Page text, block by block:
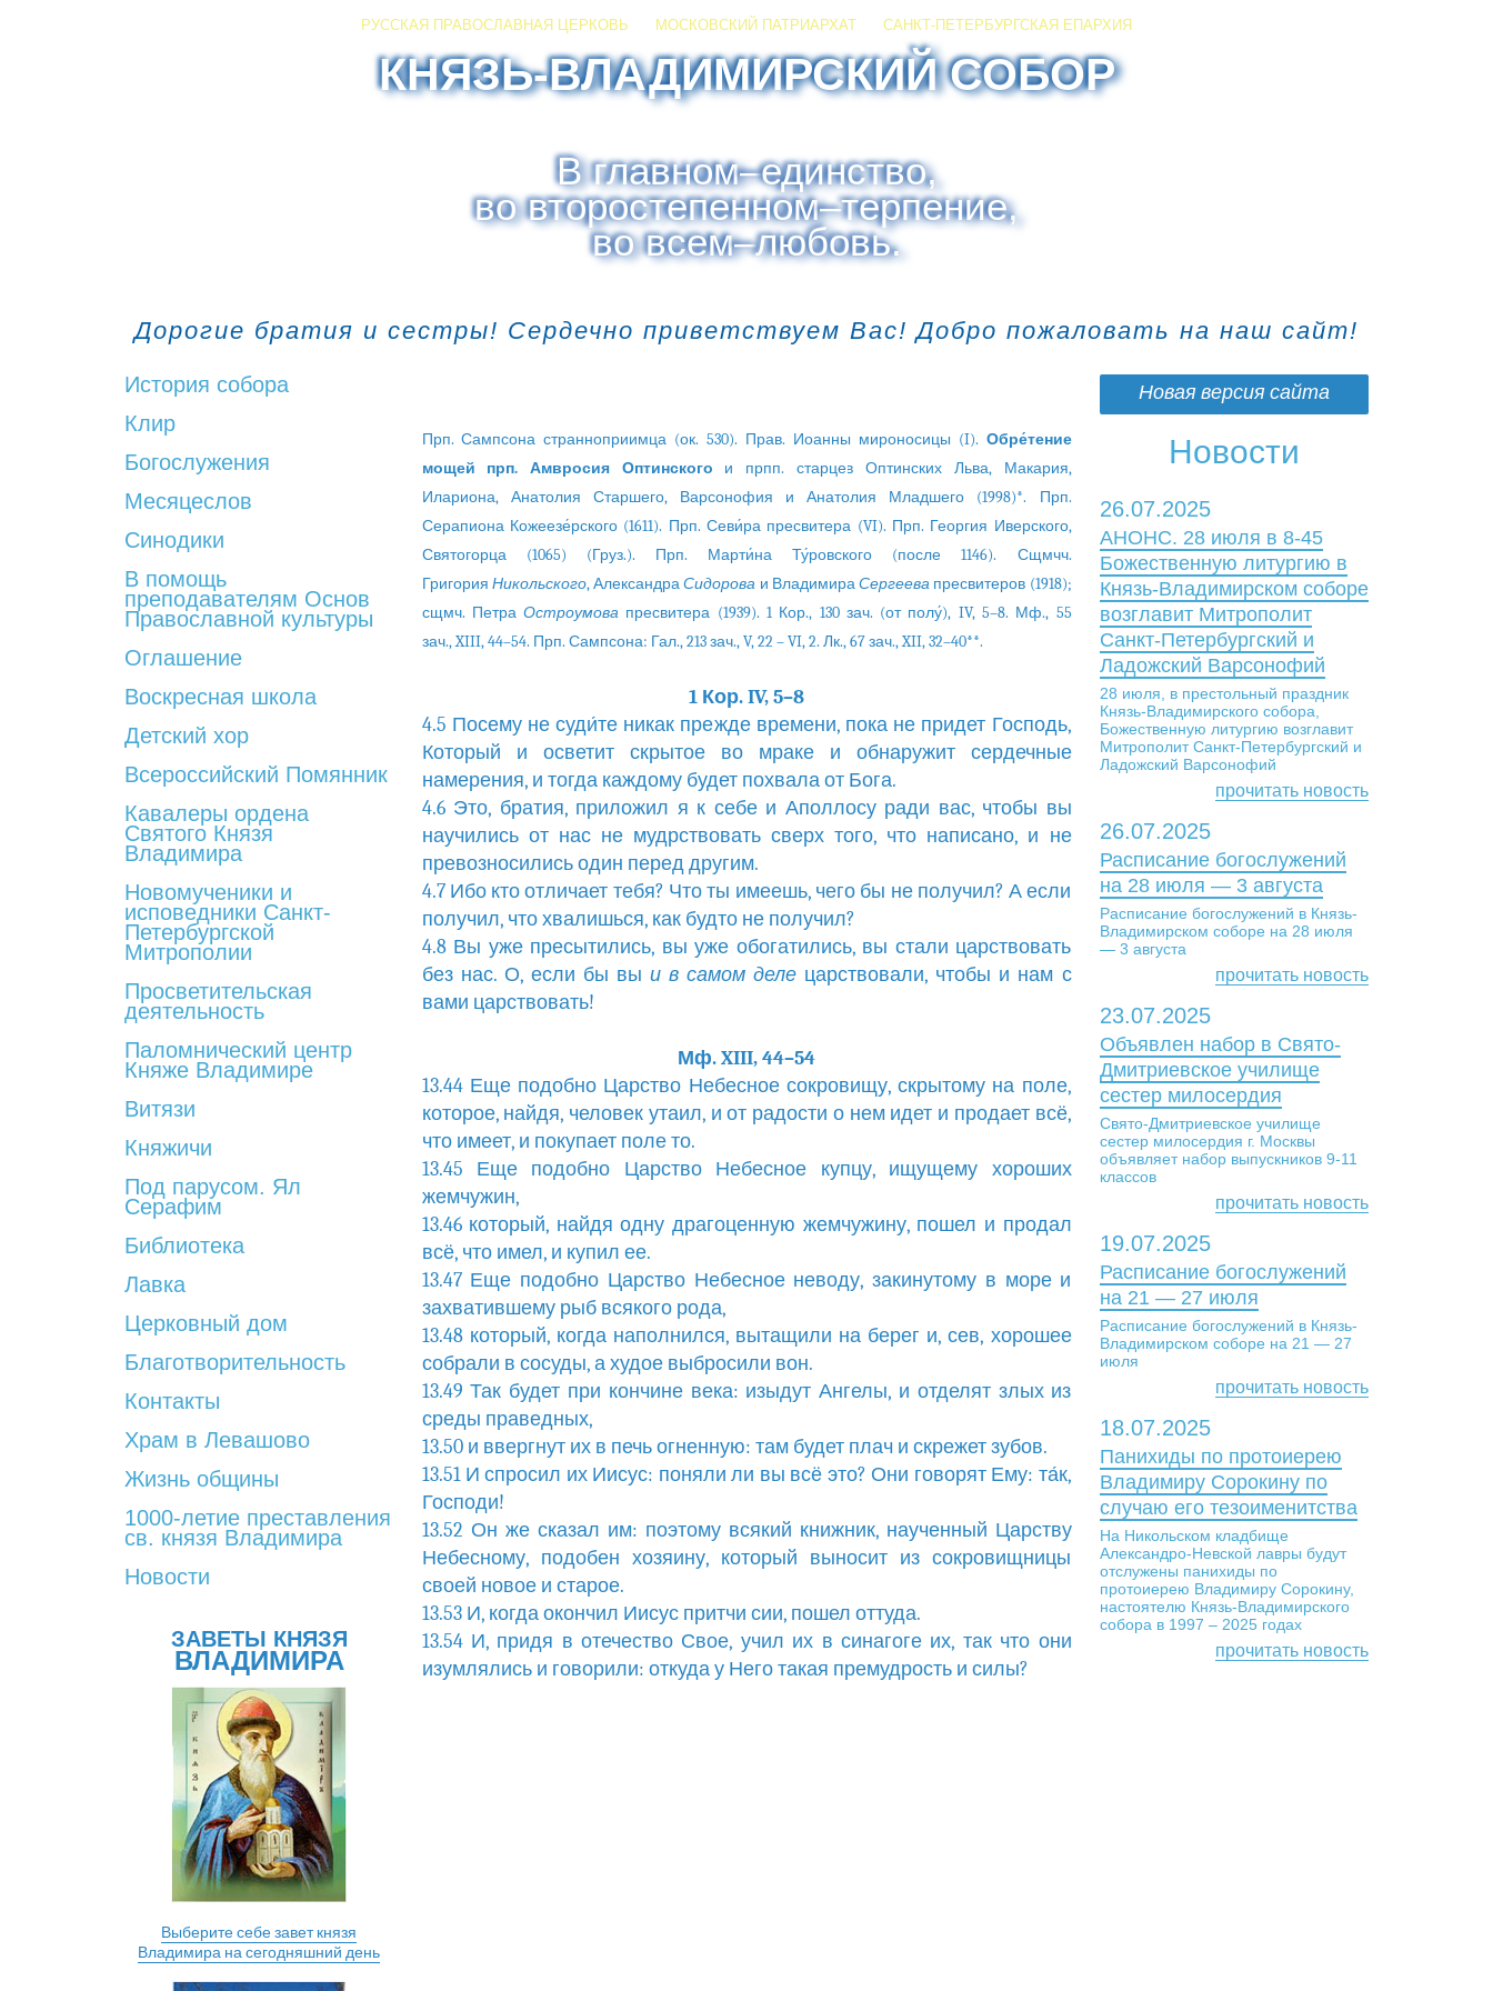
РУССКАЯ ПРАВОСЛАВНАЯ ЦЕРКОВЬ МОСКОВСКИЙ ПАТРИАРХАТ САНКТ-ПЕТЕРБУРГСКАЯ ЕПАРХИЯ
КНЯЗЬ-ВЛАДИМИРСКИЙ СОБОР
В главном–единство,
во второстепенном–терпение,
во всем–любовь.
Дорогие братия и сестры! Сердечно приветствуем Вас! Добро пожаловать на наш сайт!
История собора
Клир
Богослужения
Месяцеслов
Синодики
В помощь
преподавателям Основ
Православной культуры
Оглашение
Воскресная школа
Детский хор
Всероссийский Помянник
Кавалеры ордена
Святого Князя
Владимира
Новомученики и
исповедники Санкт-
Петербургской
Митрополии
Просветительская
деятельность
Паломнический центр
Княже Владимире
Витязи
Княжичи
Под парусом. Ял
Серафим
Библиотека
Лавка
Церковный дом
Благотворительность
Контакты
Храм в Левашово
Жизнь общины
1000-летие преставления
св. князя Владимира
Новости
ЗАВЕТЫ КНЯЗЯ
ВЛАДИМИРА
Выберите себе завет князя
Владимира на сегодняшний день
Прп. Сампсона странноприимца (ок. 530). Прав. Иоанны мироносицы (I). Обре́тение
мощей прп. Амвросия Оптинского и прпп. старцев Оптинских Льва, Макария,
Илариона, Анатолия Старшего, Варсонофия и Анатолия Младшего (1998)*. Прп.
Серапиона Кожеезе́рского (1611). Прп. Севи́ра пресвитера (VI). Прп. Георгия Иверского,
Святогорца (1065) (Груз.). Прп. Марти́на Ту́ровского (после 1146). Сщмчч.
Григория Никольского, АлександраСидорова и ВладимираСергеева пресвитеров (1918);
сщмч. ПетраОстроумова пресвитера (1939). 1 Кор., 130 зач. (от полу́), IV, 5–8. Мф., 55
зач., XIII, 44–54. Прп. Сампсона: Гал., 213 зач., V, 22 – VI, 2. Лк., 67 зач., XII, 32–40**.
1 Кор. IV, 5–8
4.5 Посему не суди́те никак прежде времени, пока не придет Господь,
Который и осветит скрытое во мраке и обнаружит сердечные
намерения, и тогда каждому будет похвала от Бога.
4.6 Это, братия, приложил я к себе и Аполлосу ради вас, чтобы вы
научились от нас не мудрствовать сверх того, что написано, и не
превозносились один перед другим.
4.7 Ибо кто отличает тебя? Что ты имеешь, чего бы не получил? А если
получил, что хвалишься, как будто не получил?
4.8 Вы уже пресытились, вы уже обогатились, вы стали царствовать
без нас. О, если бы вы и в самом деле царствовали, чтобы и нам с
вами царствовать!
Мф. XIII, 44–54
13.44 Еще подобно Царство Небесное сокровищу, скрытому на поле,
которое, найдя, человек утаил, и от радости о нем идет и продает всё,
что имеет, и покупает поле то.
13.45 Еще подобно Царство Небесное купцу, ищущему хороших
жемчужин,
13.46 который, найдя одну драгоценную жемчужину, пошел и продал
всё, что имел, и купил ее.
13.47 Еще подобно Царство Небесное неводу, закинутому в море и
захватившему рыб всякого рода,
13.48 который, когда наполнился, вытащили на берег и, сев, хорошее
собрали в сосуды, а худое выбросили вон.
13.49 Так будет при кончине века: изыдут Ангелы, и отделят злых из
среды праведных,
13.50 и ввергнут их в печь огненную: там будет плач и скрежет зубов.
13.51 И спросил их Иисус: поняли ли вы всё это? Они говорят Ему: та́к,
Господи!
13.52 Он же сказал им: поэтому всякий книжник, наученный Царству
Небесному, подобен хозяину, который выносит из сокровищницы
своей новое и старое.
13.53 И, когда окончил Иисус притчи сии, пошел оттуда.
13.54 И, придя в отечество Свое, учил их в синагоге их, так что они
изумлялись и говорили: откуда у Него такая премудрость и силы?
Новая версия сайта
Новости
26.07.2025
АНОНС. 28 июля в 8-45
Божественную литургию в
Князь-Владимирском соборе
возглавит Митрополит
Санкт-Петербургский и
Ладожский Варсонофий
28 июля, в престольный праздник
Князь-Владимирского собора,
Божественную литургию возглавит
Митрополит Санкт-Петербургский и
Ладожский Варсонофий
прочитать новость
26.07.2025
Расписание богослужений
на 28 июля — 3 августа
Расписание богослужений в Князь-
Владимирском соборе на 28 июля
— 3 августа
прочитать новость
23.07.2025
Объявлен набор в Свято-
Дмитриевское училище
сестер милосердия
Свято-Дмитриевское училище
сестер милосердия г. Москвы
объявляет набор выпускников 9-11
классов
прочитать новость
19.07.2025
Расписание богослужений
на 21 — 27 июля
Расписание богослужений в Князь-
Владимирском соборе на 21 — 27
июля
прочитать новость
18.07.2025
Панихиды по протоиерею
Владимиру Сорокину по
случаю его тезоименитства
На Никольском кладбище
Александро-Невской лавры будут
отслужены панихиды по
протоиерею Владимиру Сорокину,
настоятелю Князь-Владимирского
собора в 1997 – 2025 годах
прочитать новость